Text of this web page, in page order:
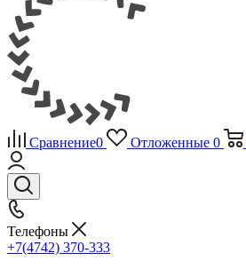
Сравнение0 Отложенные 0
Телефоны
+7(4742) 370-333